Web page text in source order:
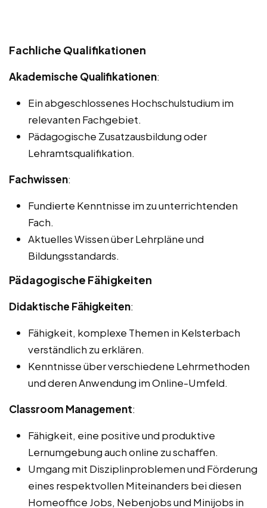
Fachliche Qualifikationen
Akademische Qualifikationen:
Ein abgeschlossenes Hochschulstudium im
relevanten Fachgebiet.
Pädagogische Zusatzausbildung oder
Lehramtsqualifikation.
Fachwissen:
Fundierte Kenntnisse im zu unterrichtenden
Fach.
Aktuelles Wissen über Lehrpläne und
Bildungsstandards.
Pädagogische Fähigkeiten
Didaktische Fähigkeiten:
Fähigkeit, komplexe Themen in Kelsterbach
verständlich zu erklären.
Kenntnisse über verschiedene Lehrmethoden
und deren Anwendung im Online-Umfeld.
Classroom Management:
Fähigkeit, eine positive und produktive
Lernumgebung auch online zu schaffen.
Umgang mit Disziplinproblemen und Förderung
eines respektvollen Miteinanders bei diesen
Homeoffice Jobs, Nebenjobs und Minijobs in